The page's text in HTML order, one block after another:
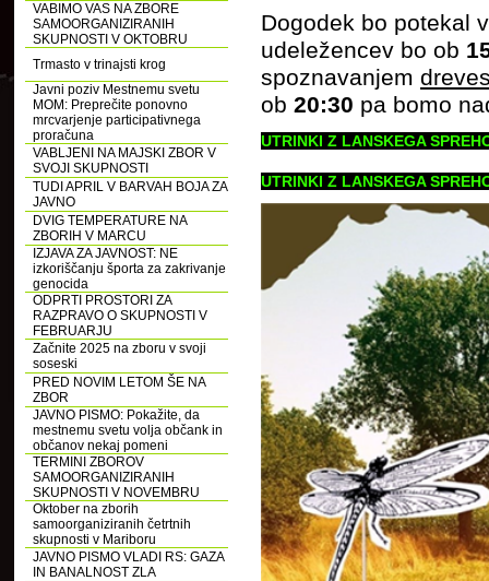
VABIMO VAS NA ZBORE
SAMOORGANIZIRANIH
SKUPNOSTI V OKTOBRU
Trmasto v trinajsti krog
Javni poziv Mestnemu svetu
MOM: Preprečite ponovno
mrcvarjenje participativnega
proračuna
VABLJENI NA MAJSKI ZBOR V
SVOJI SKUPNOSTI
TUDI APRIL V BARVAH BOJA ZA
JAVNO
DVIG TEMPERATURE NA
ZBORIH V MARCU
IZJAVA ZA JAVNOST: NE
izkoriščanju športa za zakrivanje
genocida
ODPRTI PROSTORI ZA
RAZPRAVO O SKUPNOSTI V
FEBRUARJU
Začnite 2025 na zboru v svoji
soseski
PRED NOVIM LETOM ŠE NA
ZBOR
JAVNO PISMO: Pokažite, da
mestnemu svetu volja občank in
občanov nekaj pomeni
TERMINI ZBOROV
SAMOORGANIZIRANIH
SKUPNOSTI V NOVEMBRU
Oktober na zborih
samoorganiziranih četrtnih
skupnosti v Mariboru
JAVNO PISMO VLADI RS: GAZA
IN BANALNOST ZLA
Dogodek bo potekal
udeležencev bo ob
spoznavanjem
ob 20:30 pa bomo
UTRINKI Z LANSKEGA
UTRINKI Z LANSKEGA